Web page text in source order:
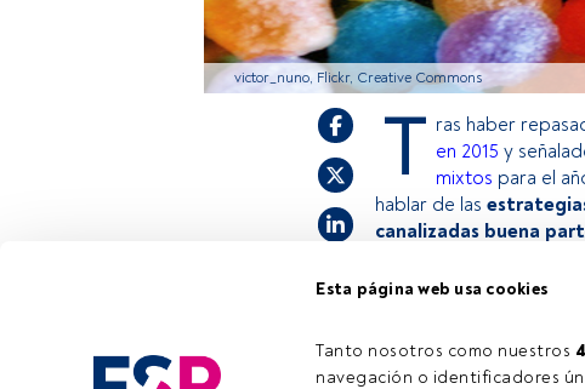
Esta página web usa cookies
Tanto nosotros como nuestros
navegación o identificadores
victor_nuno, Flickr, Creative Commons
T ras haber
en 2015 y
mixtos para el
hablar de las
canalizadas buena
estás registrado,
invitamos a